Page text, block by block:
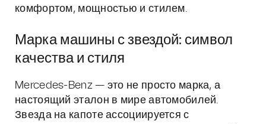
комфортом, мощностью и стилем.
Марка машины с звездой: символ
качества и стиля
Mercedes-Benz — это не просто марка, а
настоящий эталон в мире автомобилей.
Звезда на капоте ассоциируется с